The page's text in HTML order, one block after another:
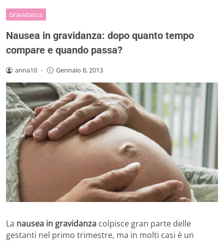
Gravidanza
Nausea in gravidanza: dopo quanto tempo
compare e quando passa?
anna10 - Gennaio 8, 2013
La nausea in gravidanza colpisce gran parte delle
gestanti nel primo trimestre, ma in molti casi è un